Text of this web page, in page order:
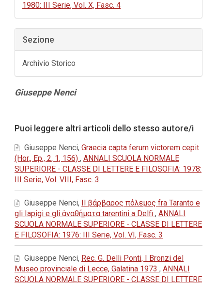
1980: III Serie, Vol. X, Fasc. 4
Sezione
Archivio Storico
Contenuto
Giuseppe Nenci
dell'articolo
Puoi leggere altri articoli dello stesso autore/i
Giuseppe Nenci, Graecia capta ferum victorem cepit
(Hor., Ep., 2, 1, 156) , ANNALI SCUOLA NORMALE
SUPERIORE - CLASSE DI LETTERE E FILOSOFIA: 1978:
III Serie, Vol. VIII, Fasc. 3
Giuseppe Nenci, Il βάρβαρος πόλεμος fra Taranto e
gli Iapigi e gli ἀναθήματα tarentini a Delfi , ANNALI
SCUOLA NORMALE SUPERIORE - CLASSE DI LETTERE
E FILOSOFIA: 1976: III Serie, Vol. VI, Fasc. 3
Giuseppe Nenci, Rec. G. Delli Ponti, I Bronzi del
Museo provinciale di Lecce, Galatina 1973 , ANNALI
SCUOLA NORMALE SUPERIORE - CLASSE DI LETTERE